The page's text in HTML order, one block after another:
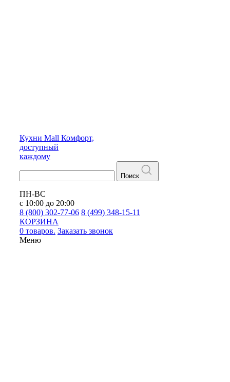
Кухни Mall Комфорт,
доступный
каждому
Поиск
ПН-ВС
с 10:00 до 20:00
8 (800) 302-77-06 8 (499) 348-15-11
КОРЗИНА
0 товаров. Заказать звонок
Меню